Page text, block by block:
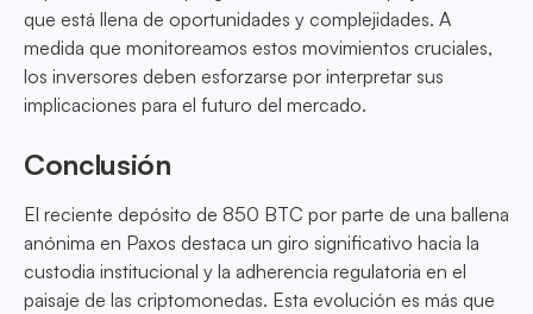
que está llena de oportunidades y complejidades. A
medida que monitoreamos estos movimientos cruciales,
los inversores deben esforzarse por interpretar sus
implicaciones para el futuro del mercado.
Conclusión
El reciente depósito de 850 BTC por parte de una ballena
anónima en Paxos destaca un giro significativo hacia la
custodia institucional y la adherencia regulatoria en el
paisaje de las criptomonedas. Esta evolución es más que